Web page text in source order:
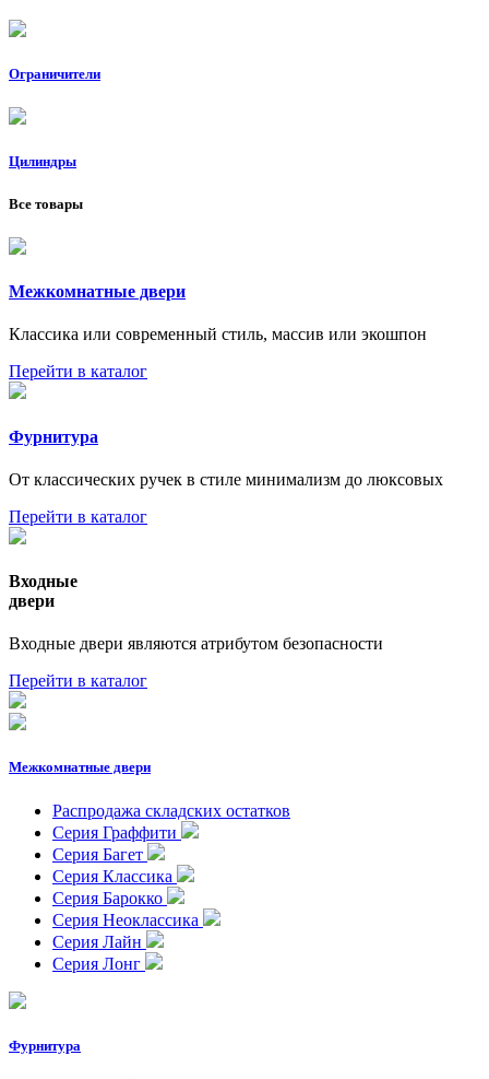
Ограничители
Цилиндры
Все товары
Межкомнатные двери
Классика или современный стиль, массив или экошпон
Перейти в каталог
Фурнитура
От классических ручек в стиле минимализм до люксовых
Перейти в каталог
Входные
двери
Входные двери являются атрибутом безопасности
Перейти в каталог
Межкомнатные двери
Распродажа складских остатков
Серия Граффити
Серия Багет
Серия Классика
Серия Барокко
Серия Неоклассика
Серия Лайн
Серия Лонг
Фурнитура